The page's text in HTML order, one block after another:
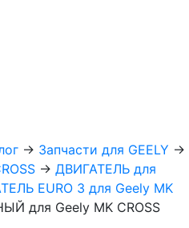
→ Запчасти для GEELY →
→ ДВИГАТЕЛЬ для
EURO 3 для Geely MK
для Geely MK CROSS